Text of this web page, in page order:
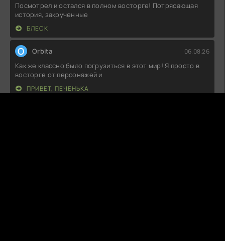
Посмотрел и остался в полном восторге! Потрясающая
история, закрученные
БЛЕСК
O Orbita 06.08.26
Как же классно было погрузиться в этот мир! Я просто в
восторге от персонажей и
ПРИВЕТ, ПЕЧЕНЬКА